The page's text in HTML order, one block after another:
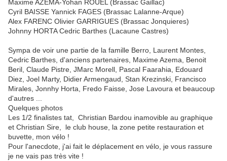
Maxime AZEMA-Yohan ROUEL (Brassac Gaillac)
Cyril BAISSE Yannick FAGES (Brassac Lalanne-Arque)
Alex FARENC Olivier GARRIGUES (Brassac Jonquieres)
Johnny HORTA Cedric Barthes (Lacaune Castres)
Sympa de voir une partie de la famille Berro, Laurent Montes,
Cedric Barthes, d'anciens partenaires, Maxime Azema, Benoit
Beril, Claude Pistre, JMarc Morell, Pascal Faarahia, Edouard
Diez, Joel Marty, Didier Armengaud, Stan Krezinski, Francisco
Mirales, Jonnhy Horta, Fredo Faisse, Jose Lavoura et beaucoup
d'autres ...
Quelques photos
Les 1/2 finalistes tat, Christian Bardou inamovible au graphique
et Christian Sire, le club house, la zone petite restauration et
buvette, mon vélo !
Pour l'anecdote, j'ai fait le déplacement en vélo, je vous rassure
je ne vais pas très vite !